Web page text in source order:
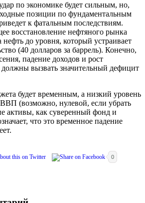
по экономике будет сильным, но,
позиции по фундаментальным
к фатальным последствиям.
восстановление нефтяного рынка
до уровня, который устраивает
(40 долларов за баррель). Конечно,
падение доходов и рост
вызвать значительный дефицит
будет временным, а низкий уровень
(возможно, нулевой, если убрать
активы, как суверенный фонд и
что это временное падение
0